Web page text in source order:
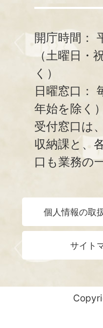
開庁時間：
（土曜日・
く）
日曜窓口：
年始を除く）
受付窓口は
収納課と、
口も業務の
個人情報の取
サイト